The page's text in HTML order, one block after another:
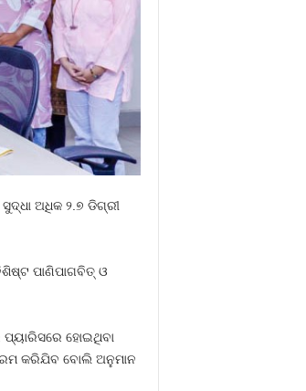
ଅଧିକ ୨.୭ ଡିଗ୍ରୀ
ପାଣିପାଗବିତ୍ ଓ
ହୋଇଥିବା
କରିଯିବ ବୋଲି ଅନୁମାନ